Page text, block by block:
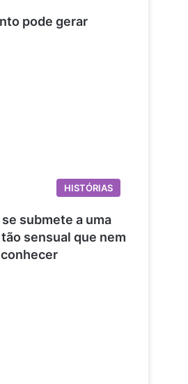
pode gerar
HISTÓRIAS
submete a uma
sensual que nem